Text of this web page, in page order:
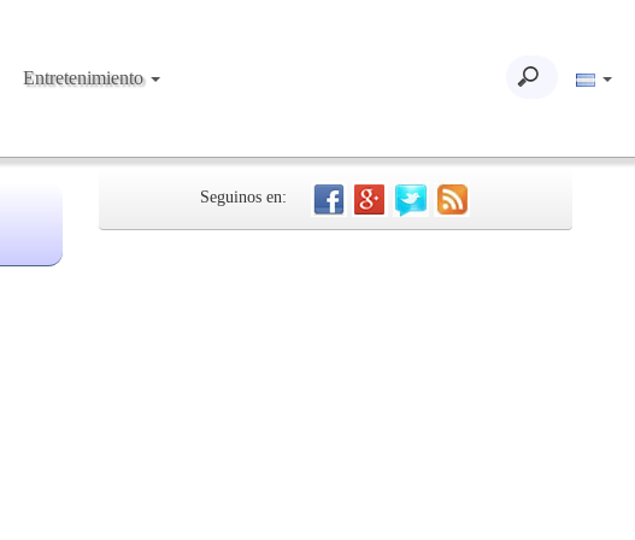
Entretenimiento
Seguinos en: